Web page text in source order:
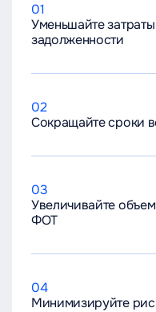
01
Уменьшайте
задолженности
02
Сокращайте сроки
03
Увеличивайте
ФОТ
04
Минимизируйте